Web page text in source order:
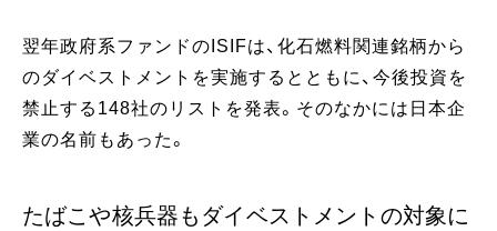
翌年政府系ファンドのISIFは、化石燃料関連銘柄から
のダイベストメントを実施するとともに、今後投資を
禁止する148社のリストを発表。そのなかには日本企
業の名前もあった。
たばこや核兵器もダイベストメントの対象に